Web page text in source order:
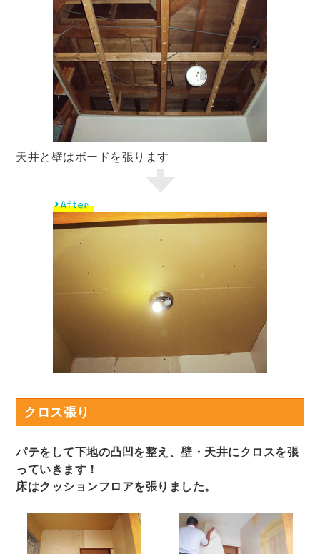
天井と壁はボードを張ります
クロス張り
パテをして下地の凸凹を整え、壁・天井にクロスを張
っていきます！
床はクッションフロアを張りました。